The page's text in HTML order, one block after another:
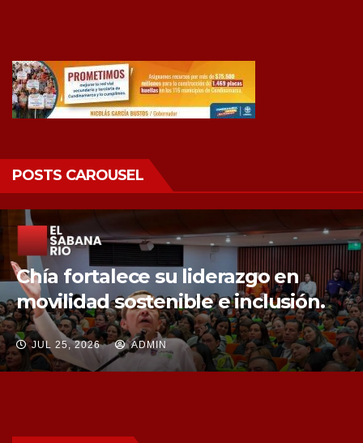
POSTS CAROUSEL
Chía fortalece su liderazgo en
movilidad sostenible e inclusión.
JUL 25, 2026 ADMIN